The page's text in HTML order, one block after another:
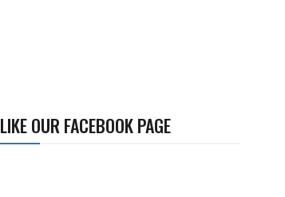
LIKE OUR FACEBOOK PAGE